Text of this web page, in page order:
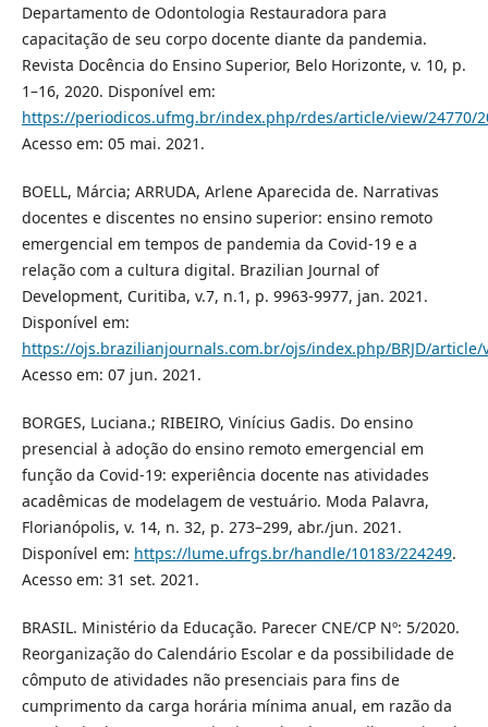
Departamento de Odontologia Restauradora para
capacitação de seu corpo docente diante da pandemia.
Revista Docência do Ensino Superior, Belo Horizonte, v. 10, p.
1–16, 2020. Disponível em:
https://periodicos.ufmg.br/index.php/rdes/article/view/24770/
Acesso em: 05 mai. 2021.
BOELL, Márcia; ARRUDA, Arlene Aparecida de. Narrativas
docentes e discentes no ensino superior: ensino remoto
emergencial em tempos de pandemia da Covid-19 e a
relação com a cultura digital. Brazilian Journal of
Development, Curitiba, v.7, n.1, p. 9963-9977, jan. 2021.
Disponível em:
https://ojs.brazilianjournals.com.br/ojs/index.php/BRJD/article/
Acesso em: 07 jun. 2021.
BORGES, Luciana.; RIBEIRO, Vinícius Gadis. Do ensino
presencial à adoção do ensino remoto emergencial em
função da Covid-19: experiência docente nas atividades
acadêmicas de modelagem de vestuário. Moda Palavra,
Florianópolis, v. 14, n. 32, p. 273–299, abr./jun. 2021.
Disponível em: https://lume.ufrgs.br/handle/10183/224249.
Acesso em: 31 set. 2021.
BRASIL. Ministério da Educação. Parecer CNE/CP Nº: 5/2020.
Reorganização do Calendário Escolar e da possibilidade de
cômputo de atividades não presenciais para fins de
cumprimento da carga horária mínima anual, em razão da